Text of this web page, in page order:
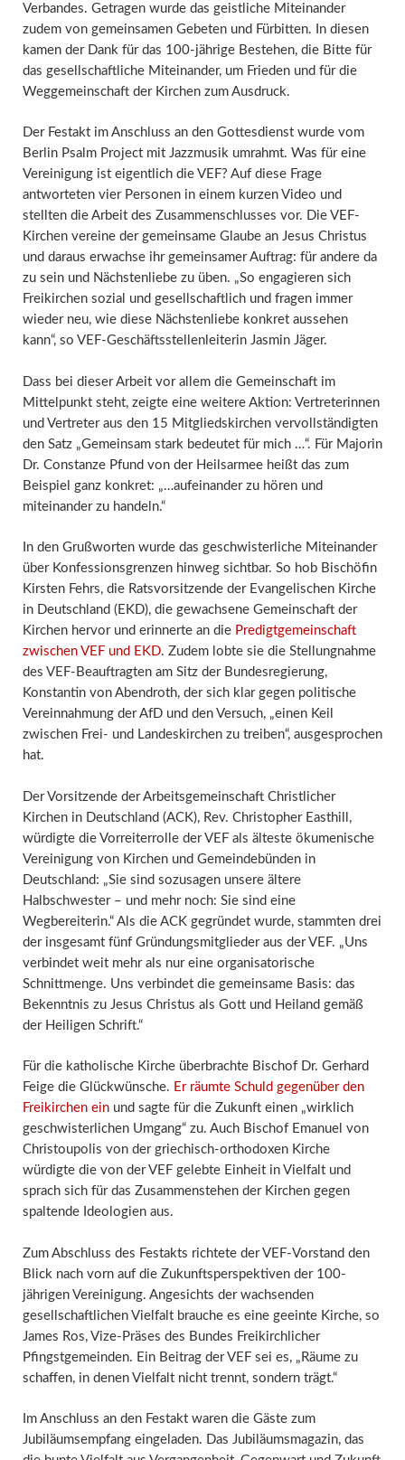
Verbandes. Getragen wurde das geistliche Miteinander
zudem von gemeinsamen Gebeten und Fürbitten. In diesen
kamen der Dank für das 100-jährige Bestehen, die Bitte für
das gesellschaftliche Miteinander, um Frieden und für die
Weggemeinschaft der Kirchen zum Ausdruck.
Der Festakt im Anschluss an den Gottesdienst wurde vom
Berlin Psalm Project mit Jazzmusik umrahmt. Was für eine
Vereinigung ist eigentlich die VEF? Auf diese Frage
antworteten vier Personen in einem kurzen Video und
stellten die Arbeit des Zusammenschlusses vor. Die VEF-
Kirchen vereine der gemeinsame Glaube an Jesus Christus
und daraus erwachse ihr gemeinsamer Auftrag: für andere da
zu sein und Nächstenliebe zu üben. „So engagieren sich
Freikirchen sozial und gesellschaftlich und fragen immer
wieder neu, wie diese Nächstenliebe konkret aussehen
kann“, so VEF-Geschäftsstellenleiterin Jasmin Jäger.
Dass bei dieser Arbeit vor allem die Gemeinschaft im
Mittelpunkt steht, zeigte eine weitere Aktion: Vertreterinnen
und Vertreter aus den 15 Mitgliedskirchen vervollständigten
den Satz „Gemeinsam stark bedeutet für mich …“. Für Majorin
Dr. Constanze Pfund von der Heilsarmee heißt das zum
Beispiel ganz konkret: „…aufeinander zu hören und
miteinander zu handeln.“
In den Grußworten wurde das geschwisterliche Miteinander
über Konfessionsgrenzen hinweg sichtbar. So hob Bischöfin
Kirsten Fehrs, die Ratsvorsitzende der Evangelischen Kirche
in Deutschland (EKD), die gewachsene Gemeinschaft der
Kirchen hervor und erinnerte an die Predigtgemeinschaft
zwischen VEF und EKD. Zudem lobte sie die Stellungnahme
des VEF-Beauftragten am Sitz der Bundesregierung,
Konstantin von Abendroth, der sich klar gegen politische
Vereinnahmung der AfD und den Versuch, „einen Keil
zwischen Frei- und Landeskirchen zu treiben“, ausgesprochen
hat.
Der Vorsitzende der Arbeitsgemeinschaft Christlicher
Kirchen in Deutschland (ACK), Rev. Christopher Easthill,
würdigte die Vorreiterrolle der VEF als älteste ökumenische
Vereinigung von Kirchen und Gemeindebünden in
Deutschland: „Sie sind sozusagen unsere ältere
Halbschwester – und mehr noch: Sie sind eine
Wegbereiterin.“ Als die ACK gegründet wurde, stammten drei
der insgesamt fünf Gründungsmitglieder aus der VEF. „Uns
verbindet weit mehr als nur eine organisatorische
Schnittmenge. Uns verbindet die gemeinsame Basis: das
Bekenntnis zu Jesus Christus als Gott und Heiland gemäß
der Heiligen Schrift.“
Für die katholische Kirche überbrachte Bischof Dr. Gerhard
Feige die Glückwünsche. Er räumte Schuld gegenüber den
Freikirchen einund sagte für die Zukunft einen „wirklich
geschwisterlichen Umgang“ zu. Auch Bischof Emanuel von
Christoupolis von der griechisch-orthodoxen Kirche
würdigte die von der VEF gelebte Einheit in Vielfalt und
sprach sich für das Zusammenstehen der Kirchen gegen
spaltende Ideologien aus.
Zum Abschluss des Festakts richtete der VEF-Vorstand den
Blick nach vorn auf die Zukunftsperspektiven der 100-
jährigen Vereinigung. Angesichts der wachsenden
gesellschaftlichen Vielfalt brauche es eine geeinte Kirche, so
James Ros, Vize-Präses des Bundes Freikirchlicher
Pfingstgemeinden. Ein Beitrag der VEF sei es, „Räume zu
schaffen, in denen Vielfalt nicht trennt, sondern trägt.“
Im Anschluss an den Festakt waren die Gäste zum
Jubiläumsempfang eingeladen. Das Jubiläumsmagazin, das